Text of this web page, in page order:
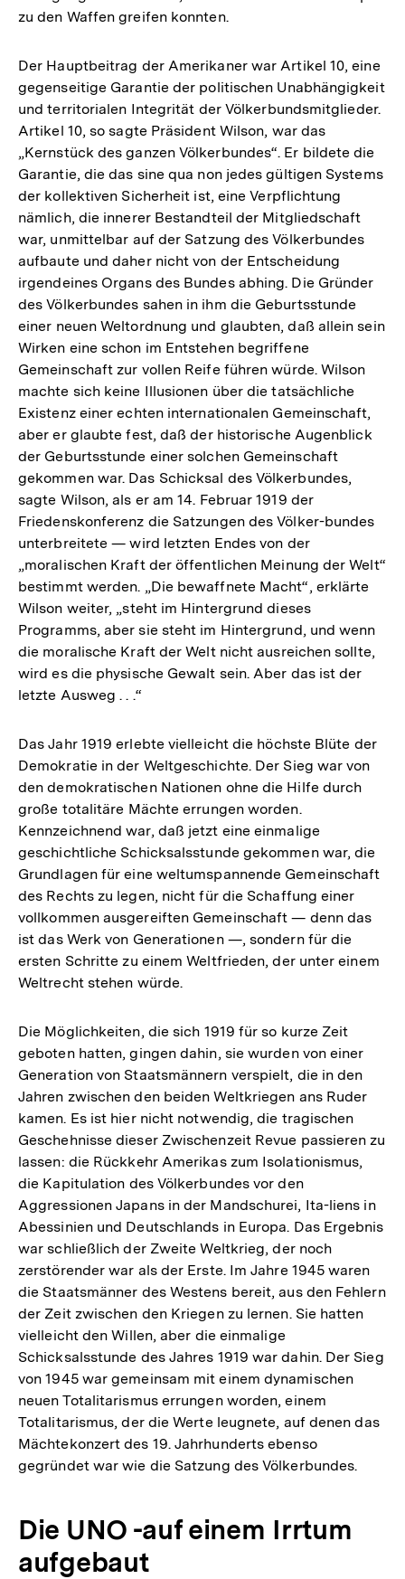
zu den Waffen greifen konnten.
Der Hauptbeitrag der Amerikaner war Artikel 10, eine
gegenseitige Garantie der politischen Unabhängigkeit
und territorialen Integrität der Völkerbundsmitglieder.
Artikel 10, so sagte Präsident Wilson, war das
„Kernstück des ganzen Völkerbundes“. Er bildete die
Garantie, die das sine qua non jedes gültigen Systems
der kollektiven Sicherheit ist, eine Verpflichtung
nämlich, die innerer Bestandteil der Mitgliedschaft
war, unmittelbar auf der Satzung des Völkerbundes
aufbaute und daher nicht von der Entscheidung
irgendeines Organs des Bundes abhing. Die Gründer
des Völkerbundes sahen in ihm die Geburtsstunde
einer neuen Weltordnung und glaubten, daß allein sein
Wirken eine schon im Entstehen begriffene
Gemeinschaft zur vollen Reife führen würde. Wilson
machte sich keine Illusionen über die tatsächliche
Existenz einer echten internationalen Gemeinschaft,
aber er glaubte fest, daß der historische Augenblick
der Geburtsstunde einer solchen Gemeinschaft
gekommen war. Das Schicksal des Völkerbundes,
sagte Wilson, als er am 14. Februar 1919 der
Friedenskonferenz die Satzungen des Völker-bundes
unterbreitete — wird letzten Endes von der
„moralischen Kraft der öffentlichen Meinung der Welt“
bestimmt werden. „Die bewaffnete Macht“, erklärte
Wilson weiter, „steht im Hintergrund dieses
Programms, aber sie steht im Hintergrund, und wenn
die moralische Kraft der Welt nicht ausreichen sollte,
wird es die physische Gewalt sein. Aber das ist der
letzte Ausweg . . .“
Das Jahr 1919 erlebte vielleicht die höchste Blüte der
Demokratie in der Weltgeschichte. Der Sieg war von
den demokratischen Nationen ohne die Hilfe durch
große totalitäre Mächte errungen worden.
Kennzeichnend war, daß jetzt eine einmalige
geschichtliche Schicksalsstunde gekommen war, die
Grundlagen für eine weltumspannende Gemeinschaft
des Rechts zu legen, nicht für die Schaffung einer
vollkommen ausgereiften Gemeinschaft — denn das
ist das Werk von Generationen —, sondern für die
ersten Schritte zu einem Weltfrieden, der unter einem
Weltrecht stehen würde.
Die Möglichkeiten, die sich 1919 für so kurze Zeit
geboten hatten, gingen dahin, sie wurden von einer
Generation von Staatsmännern verspielt, die in den
Jahren zwischen den beiden Weltkriegen ans Ruder
kamen. Es ist hier nicht notwendig, die tragischen
Geschehnisse dieser Zwischenzeit Revue passieren zu
lassen: die Rückkehr Amerikas zum Isolationismus,
die Kapitulation des Völkerbundes vor den
Aggressionen Japans in der Mandschurei, Ita-liens in
Abessinien und Deutschlands in Europa. Das Ergebnis
war schließlich der Zweite Weltkrieg, der noch
zerstörender war als der Erste. Im Jahre 1945 waren
die Staatsmänner des Westens bereit, aus den Fehlern
der Zeit zwischen den Kriegen zu lernen. Sie hatten
vielleicht den Willen, aber die einmalige
Schicksalsstunde des Jahres 1919 war dahin. Der Sieg
von 1945 war gemeinsam mit einem dynamischen
neuen Totalitarismus errungen worden, einem
Totalitarismus, der die Werte leugnete, auf denen das
Mächtekonzert des 19. Jahrhunderts ebenso
gegründet war wie die Satzung des Völkerbundes.
Die UNO -auf einem Irrtum
aufgebaut